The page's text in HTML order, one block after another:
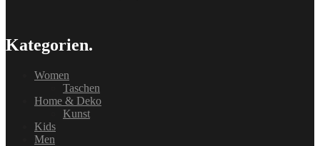
Kategorien.
Women
Taschen
Home & Deko
Kunst
Kids
Men